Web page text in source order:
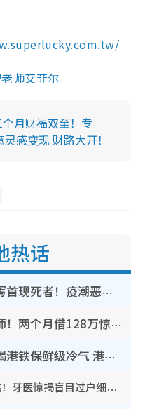
师艾菲尔
月财福双至！专
感变现 财路大开！
热话
夺命寄生虫｜食生菜狂泻首现死者！疫潮恶化录1.8万宗病例 揭洗菜3大谬误
银行高管恋上水疗女技师！两个月借128万惊觉“沉船”沉落火海 揭背后疑似邪教操控卖淫
内地客夸港人不识老！揭港铁保鲜级冷气 港人求放过：别投诉
牙线棒乱用随时越清越糟糕！牙医惊揭盲目过户细菌恐致蛀牙：这种才是日常真保养